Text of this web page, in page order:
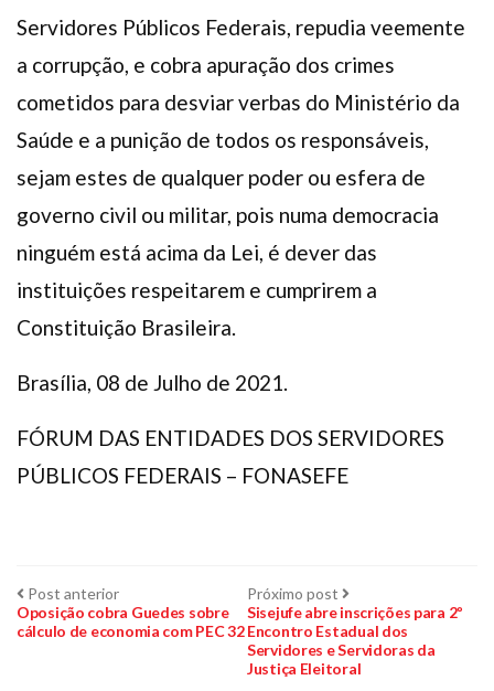
Servidores Públicos Federais, repudia veemente
a corrupção, e cobra apuração dos crimes
cometidos para desviar verbas do Ministério da
Saúde e a punição de todos os responsáveis,
sejam estes de qualquer poder ou esfera de
governo civil ou militar, pois numa democracia
ninguém está acima da Lei, é dever das
instituições respeitarem e cumprirem a
Constituição Brasileira.
Brasília, 08 de Julho de 2021.
FÓRUM DAS ENTIDADES DOS SERVIDORES
PÚBLICOS FEDERAIS – FONASEFE
Navegação
de
Post anteriorPost
anterior:
Oposição cobra Guedes sobre
cálculo de economia com PEC 32
Próximo post Próximo
post:
Sisejufe abre inscrições para 2º
Encontro Estadual dos
Servidores e Servidoras da
Justiça Eleitoral